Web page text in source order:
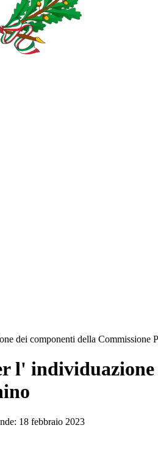
dei componenti della Commissione
l'
18 febbraio 2023